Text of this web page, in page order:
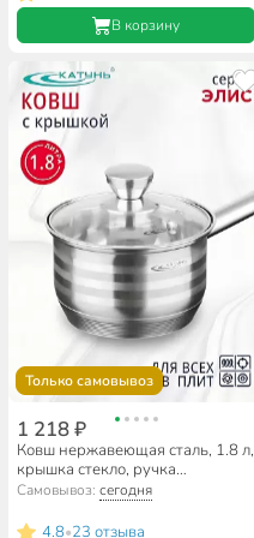
В корзину
Только самовывоз
1 218 ₽
Ковш нержавеющая сталь, 1.8 л,
крышка стекло, ручка
нержавеющая сталь, индукция,
Катунь, Элис, КТ16-К
Самовывоз:сегодня
4.8•23 отзыва